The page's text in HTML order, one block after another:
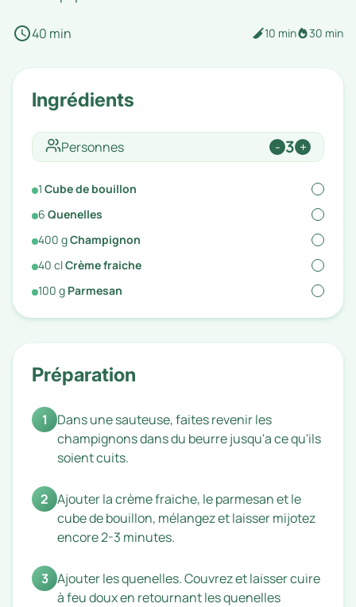
40 min 10 min 30 min
Ingrédients
Personnes - 3 +
1 Cube de bouillon
6 Quenelles
400 gChampignon
40 clCrème fraiche
100 g Parmesan
Préparation
1
Dans une sauteuse, faites revenir les
champignons dans du beurre jusqu'a ce qu'ils
soient cuits.
2 Ajouter la crème fraiche, le parmesan et le
cube de bouillon, mélangez et laisser mijotez
encore 2-3 minutes.
3 Ajouter les quenelles. Couvrez et laisser cuire
à feu doux en retournant les quenelles